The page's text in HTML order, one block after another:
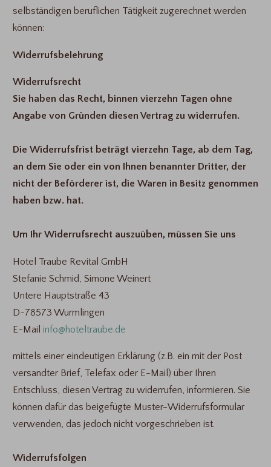
selbständigen beruflichen Tätigkeit zugerechnet werden
können:
Widerrufsbelehrung
Widerrufsrecht
Sie haben das Recht, binnen vierzehn Tagen ohne
Angabe von Gründen diesen Vertrag zu widerrufen.
Die Widerrufsfrist beträgt vierzehn Tage, ab dem Tag,
an dem Sie oder ein von Ihnen benannter Dritter, der
nicht der Beförderer ist, die Waren in Besitz genommen
haben bzw. hat.
Um Ihr Widerrufsrecht auszuüben, müssen Sie uns
Hotel Traube Revital GmbH
Stefanie Schmid, Simone Weinert
Untere Hauptstraße 43
D-78573 Wurmlingen
E-Mail info@hoteltraube.de
mittels einer eindeutigen Erklärung (z.B. ein mit der Post
versandter Brief, Telefax oder E-Mail) über Ihren
Entschluss, diesen Vertrag zu widerrufen, informieren. Sie
können dafür das beigefügte Muster-Widerrufsformular
verwenden, das jedoch nicht vorgeschrieben ist.
Widerrufsfolgen